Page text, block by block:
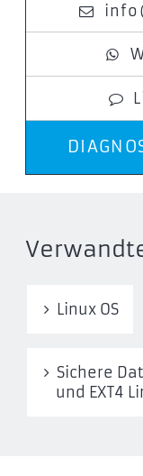
Linux OS
Sichere
und EXT4